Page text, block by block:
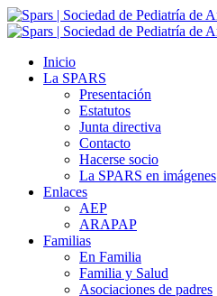
Inicio
La SPARS
Presentación
Estatutos
Junta directiva
Contacto
Hacerse socio
La SPARS en imágenes
Enlaces
AEP
ARAPAP
Familias
En Familia
Familia y Salud
Asociaciones de padres